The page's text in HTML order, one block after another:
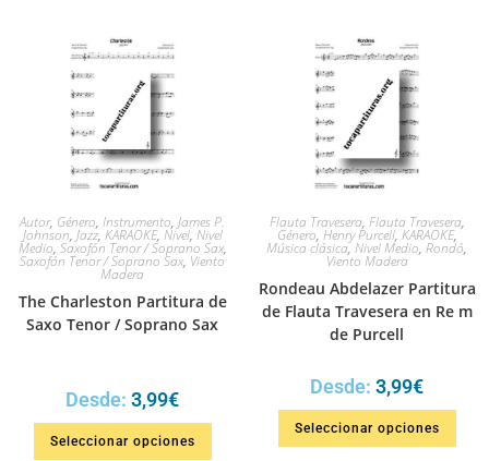
Autor, Género, Instrumento, James P.
Johnson, Jazz, KARAOKE, Nivel, Nivel
Medio, Saxofón Tenor / Soprano Sax,
Saxofón Tenor / Soprano Sax, Viento
Madera
The Charleston Partitura de
Saxo Tenor / Soprano Sax
Desde: 3,99€
Seleccionar opciones
Flauta Travesera, Flauta Travesera,
Género, Henry Purcell, KARAOKE,
Música clásica,Nivel Medio, Rondó,
Viento Madera
Rondeau Abdelazer Partitura
de Flauta Travesera en Re m
de Purcell
Desde: 3,99€
Seleccionar opciones